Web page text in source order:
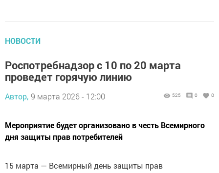
НОВОСТИ
Роспотребнадзор с 10 по 20 марта
проведет горячую линию
Автор, 9 марта 2026 - 12:00 525 0 0
Мероприятие будет организовано в честь Всемирного
дня защиты прав потребителей
15 марта — Всемирный день защиты прав